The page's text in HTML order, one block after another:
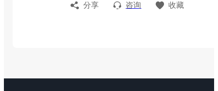
分享 咨询 收藏